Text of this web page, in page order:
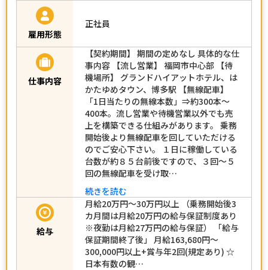
雇用形態
正社員
仕事内容
【契約期間】 期間の定めなし 具体的な仕
事内容 【流し営業】 福岡市中心部 【待
機場所】 グランドハイアットホテル、は
かたゆめタウン、博多駅 【無線配車】
「1日当たりの無線本数」⇒約300本～
400本。流し営業や待機営業以外でも売
上を構築できる仕組みがあります。 乗務
開始後より無線配車を回していただける
のでご安心下さい。 １日に稼働している
台数が約８５台前後ですので、３回～５
回の無線配車を受け取…
続きを読む
給与
月給20万円～30万円以上 （乗務開始後3
カ月間は月給20万円の給与保証制度あり
※夜勤は月給27万円の給与保証） 「給与
保証期間終了後」 月給163,680円～
300,000円以上+賞与年2回(規定あり) ☆
日本有数の観…